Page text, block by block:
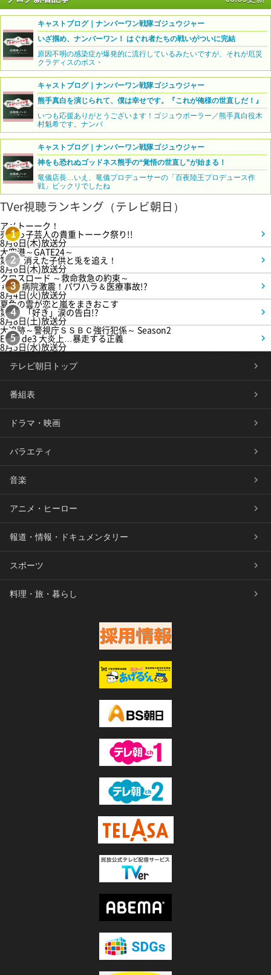
キャストブログ｜ナンバーワン戦隊ゴジュウジャー
いざ掴め、ナンバーワン！ はぐれ者たちの戦いがついに完結
原因不明の感染症が爆発的に流行しているみたいですが、それが厄災
クラディスのボス・
キャストブログ｜ナンバーワン戦隊ゴジュウジャー
熊手真白を演じられて、僕は幸せです。『これが俺様の世直しだ！』
いつも応援ありがとうございます！ゴジュウポーラー／熊手真白役木
村魁希です。ナンバ
キャストブログ｜ナンバーワン戦隊ゴジュウジャー
神をも恐れぬゴッドネス熊手の“覚悟の世直し”が始まる！
竜儀店長…いえ、竜儀プロデューサーの「百夜陸王プロデュース作
戦」ビックリでしたね
TVer視聴ランキング（テレビ朝日）
1
アメトーーク！
売れっ子芸人の貴重トーーク祭り!!
8月6日(木)放送分
2
大空港～GATE24～
第3話 消えた子供と兎を追え！
8月6日(木)放送分
3
クロスロード ～救命救急の約束～
＃5 病院激震！パワハラ＆医療事故!?
8月4日(火)放送分
4
夏色の雲が恋と嵐をまきおこす
第5話 「好き」涙の告白!?
8月8日(土)放送分
5
大追跡～警視庁ＳＳＢＣ強行犯係～ Season2
Episode3 大炎上…暴走する正義
8月5日(水)放送分
テレビ朝日トップ
番組表
ドラマ・映画
バラエティ
音楽
アニメ・ヒーロー
報道・情報・ドキュメンタリー
スポーツ
料理・旅・暮らし